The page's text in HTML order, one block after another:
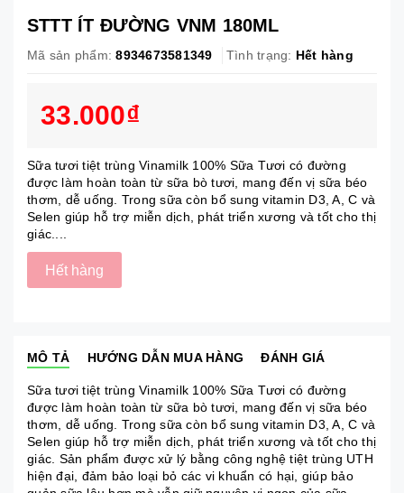
STTT ÍT ĐƯỜNG VNM 180ML
Mã sản phẩm: 8934673581349 Tình trạng: Hết hàng
33.000₫
Sữa tươi tiệt trùng Vinamilk 100% Sữa Tươi có đường
được làm hoàn toàn từ sữa bò tươi, mang đến vị sữa béo
thơm, dễ uống. Trong sữa còn bổ sung vitamin D3, A, C và
Selen giúp hỗ trợ miễn dịch, phát triển xương và tốt cho thị
giác....
Hết hàng
MÔ TẢ HƯỚNG DẪN MUA HÀNG ĐÁNH GIÁ
Sữa tươi tiệt trùng Vinamilk 100% Sữa Tươi có đường
được làm hoàn toàn từ sữa bò tươi, mang đến vị sữa béo
thơm, dễ uống. Trong sữa còn bổ sung vitamin D3, A, C và
Selen giúp hỗ trợ miễn dịch, phát triển xương và tốt cho thị
giác. Sản phẩm được xử lý bằng công nghệ tiệt trùng UTH
hiện đại, đảm bảo loại bỏ các vi khuẩn có hại, giúp bảo